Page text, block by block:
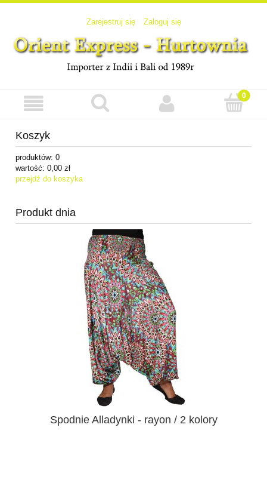
Zarejestruj się Zaloguj się
Koszyk
produktów: 0
wartość: 0,00 zł
przejdź do koszyka
Produkt dnia
Spodnie Alladynki - rayon / 2 kolory